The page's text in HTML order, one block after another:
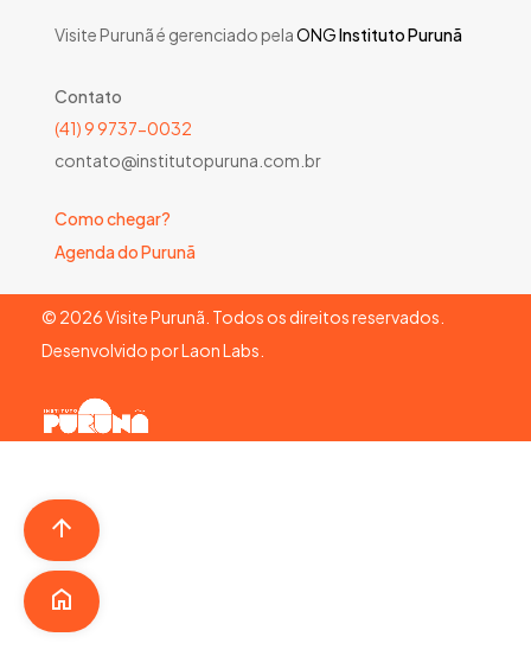
Visite Purunã é gerenciado pelaONGInstituto Purunã
Contato
(41) 9 9737-0032
contato@institutopuruna.com.br
Como chegar?
Agenda do Purunã
© 2026Visite Purunã. Todos os direitos reservados.
Desenvolvido porLaon Labs